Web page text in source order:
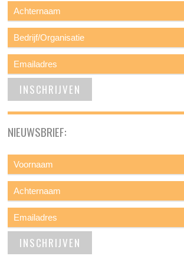
NIEUWSBRIEF: